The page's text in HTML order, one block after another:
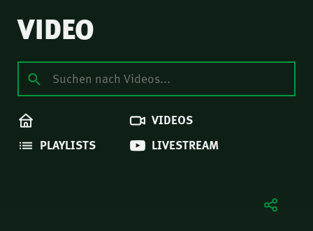
VIDEO
VIDEOS
PLAYLISTS
LIVESTREAM